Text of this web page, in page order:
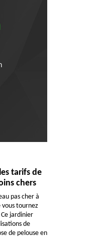
tarifs de
chers
pas cher à
vous tournez
jardinier
de
de pelouse en